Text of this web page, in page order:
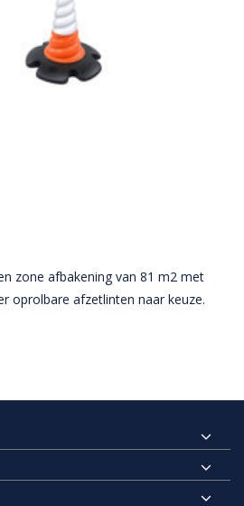
zone afbakening van 81 m2 met
oprolbare afzetlinten naar keuze.